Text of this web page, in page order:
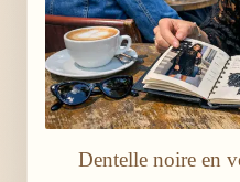
Dentelle noire en